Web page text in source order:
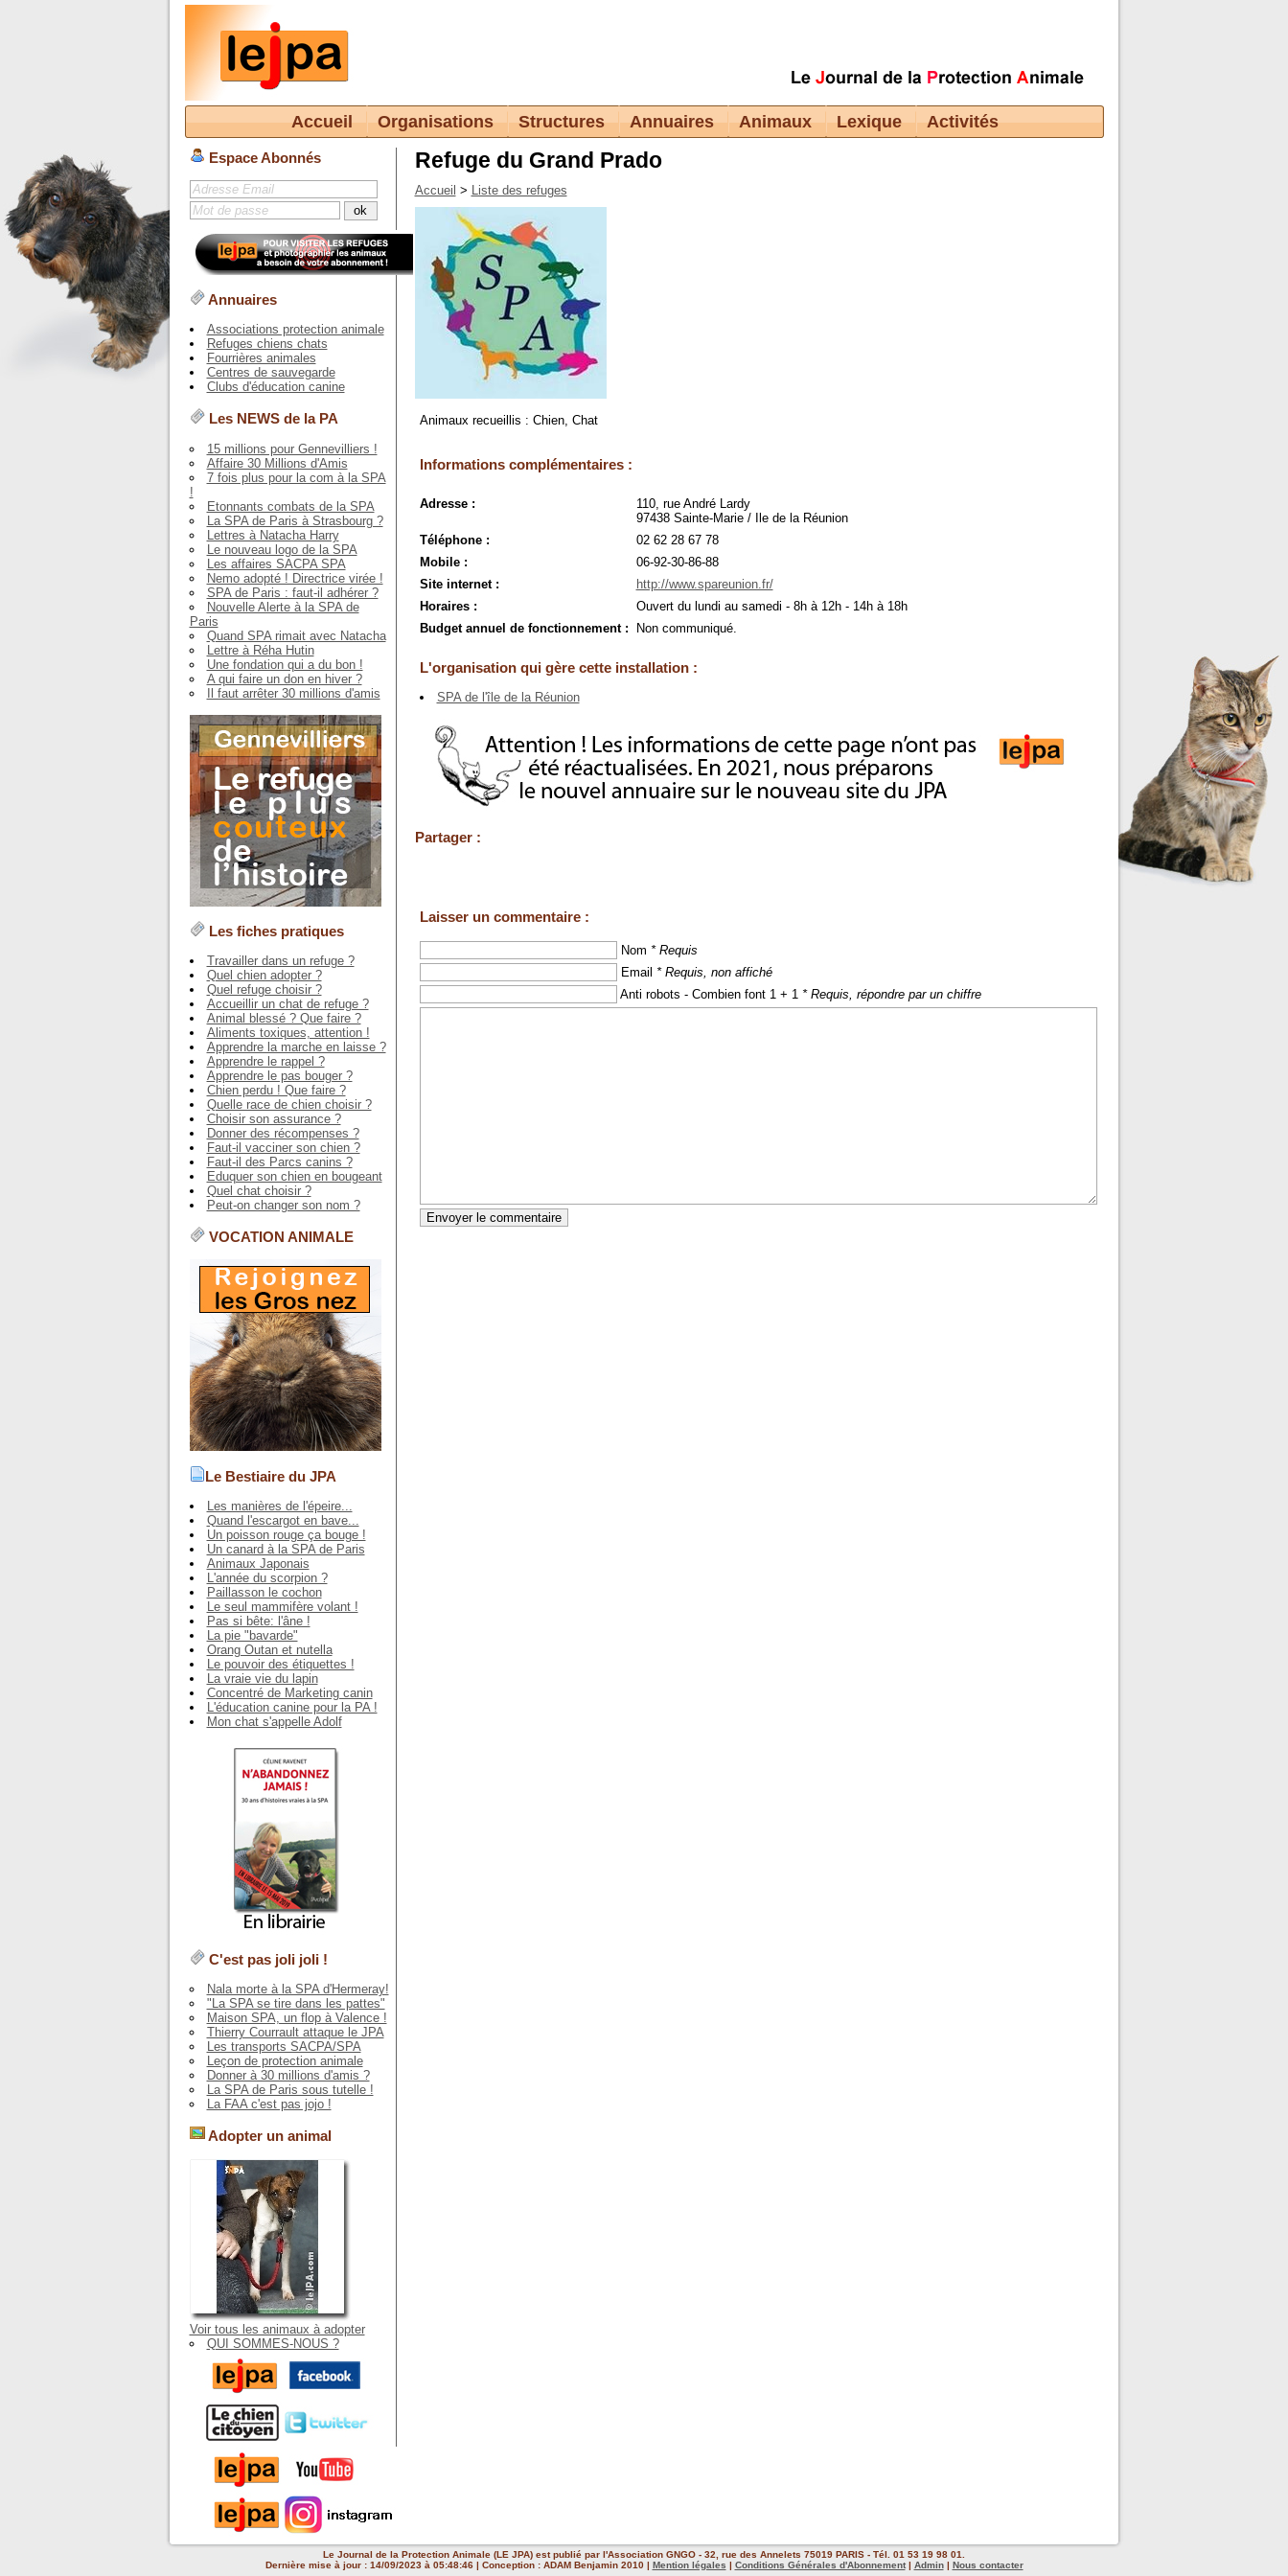
Accueil Organisations Structures Annuaires Animaux Lexique Activités
Espace Abonnés
Annuaires
Associations protection animale
Refuges chiens chats
Fourrières animales
Centres de sauvegarde
Clubs d'éducation canine
Les NEWS de la PA
15 millions pour Gennevilliers !
Affaire 30 Millions d'Amis
7 fois plus pour la com à la SPA
!
Etonnants combats de la SPA
La SPA de Paris à Strasbourg ?
Lettres à Natacha Harry
Le nouveau logo de la SPA
Les affaires SACPA SPA
Nemo adopté ! Directrice virée !
SPA de Paris : faut-il adhérer ?
Nouvelle Alerte à la SPA de
Paris
Quand SPA rimait avec Natacha
Lettre à Réha Hutin
Une fondation qui a du bon !
A qui faire un don en hiver ?
Il faut arrêter 30 millions d'amis
Les fiches pratiques
Travailler dans un refuge ?
Quel chien adopter ?
Quel refuge choisir ?
Accueillir un chat de refuge ?
Animal blessé ? Que faire ?
Aliments toxiques, attention !
Apprendre la marche en laisse ?
Apprendre le rappel ?
Apprendre le pas bouger ?
Chien perdu ! Que faire ?
Quelle race de chien choisir ?
Choisir son assurance ?
Donner des récompenses ?
Faut-il vacciner son chien ?
Faut-il des Parcs canins ?
Eduquer son chien en bougeant
Quel chat choisir ?
Peut-on changer son nom ?
VOCATION ANIMALE
Le Bestiaire du JPA
Les manières de l'épeire...
Quand l'escargot en bave...
Un poisson rouge ça bouge !
Un canard à la SPA de Paris
Animaux Japonais
L'année du scorpion ?
Paillasson le cochon
Le seul mammifère volant !
Pas si bête: l'âne !
La pie "bavarde"
Orang Outan et nutella
Le pouvoir des étiquettes !
La vraie vie du lapin
Concentré de Marketing canin
L'éducation canine pour la PA !
Mon chat s'appelle Adolf
C'est pas joli joli !
Nala morte à la SPA d'Hermeray!
"La SPA se tire dans les pattes"
Maison SPA, un flop à Valence !
Thierry Courrault attaque le JPA
Les transports SACPA/SPA
Leçon de protection animale
Donner à 30 millions d'amis ?
La SPA de Paris sous tutelle !
La FAA c'est pas jojo !
Adopter un animal
Voir tous les animaux à adopter
QUI SOMMES-NOUS ?
Refuge du Grand Prado
Accueil > Liste des refuges
Animaux recueillis : Chien, Chat
Informations complémentaires :
Adresse :
110, rue André Lardy
97438 Sainte-Marie / Ile de la Réunion
Téléphone :
02 62 28 67 78
Mobile :
06-92-30-86-88
Site internet :
http://www.spareunion.fr/
Horaires :
Ouvert du lundi au samedi - 8h à 12h - 14h à 18h
Budget annuel de fonctionnement :
Non communiqué.
L'organisation qui gère cette installation :
SPA de l'île de la Réunion
Partager :
Laisser un commentaire :
Nom * Requis
Email * Requis, non affiché
Anti robots - Combien font 1 + 1 * Requis, répondre par un chiffre
Le Journal de la Protection Animale (LE JPA) est publié par l'Association GNGO - 32, rue des Annelets 75019 PARIS - Tél. 01 53 19 98 01.
Dernière mise à jour : 14/09/2023 à 05:48:46 | Conception : ADAM Benjamin 2010 | Mention légales | Conditions Générales d'Abonnement| Admin| Nous contacter